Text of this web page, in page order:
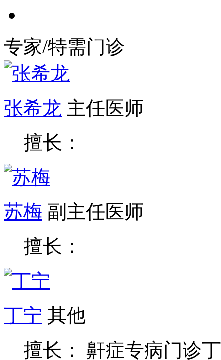
专家/特需门诊
张希龙 主任医师
擅长：
苏梅 副主任医师
擅长：
丁宁
其他
擅长： 鼾症专病门诊